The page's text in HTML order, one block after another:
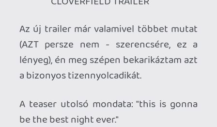
Ahhoz, hogy te is hozzászólj, be kell
jelentkezned!
Bocs már tudom, fáradt vagyok! 😃